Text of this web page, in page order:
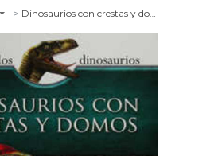
Dinosaurios con crestas y domos